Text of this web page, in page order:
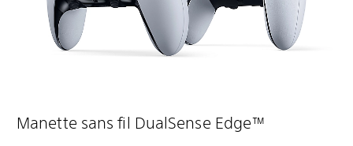
Manette sans fil DualSense Edge™